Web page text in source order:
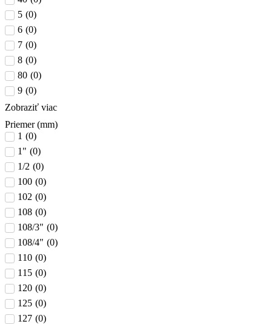
5 (0)
6 (0)
7 (0)
8 (0)
80 (0)
9 (0)
Zobraziť viac
Priemer (mm)
1 (0)
1" (0)
1/2 (0)
100 (0)
102 (0)
108 (0)
108/3" (0)
108/4" (0)
110 (0)
115 (0)
120 (0)
125 (0)
127 (0)